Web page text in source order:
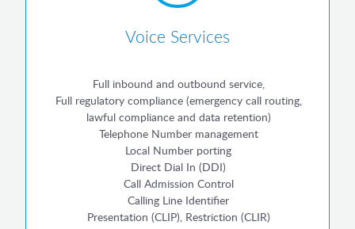
Voice Services
Full inbound and outbound service,
Full regulatory compliance (emergency call routing,
lawful compliance and data retention)
Telephone Number management
Local Number porting
Direct Dial In (DDI)
Call Admission Control
Calling Line Identifier
Presentation (CLIP), Restriction (CLIR)